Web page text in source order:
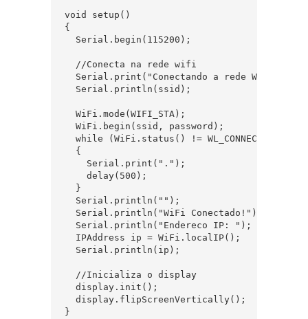
void setup()
{
  Serial.begin(115200);
  //Conecta na rede wifi
  Serial.print("Conectando a rede Wifi: ");
  Serial.println(ssid);
  WiFi.mode(WIFI_STA);
  WiFi.begin(ssid, password);
  while (WiFi.status() != WL_CONNECTED)
  {
    Serial.print(".");
    delay(500);
  }
  Serial.println("");
  Serial.println("WiFi Conectado!");
  Serial.println("Endereco IP: ");
  IPAddress ip = WiFi.localIP();
  Serial.println(ip);
  //Inicializa o display
  display.init();
  display.flipScreenVertically();
}